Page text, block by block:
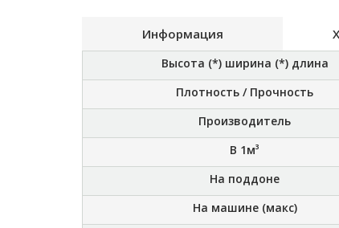
Информация
Высота (*) ширина (*) длина
Плотность / Прочность
Производитель
В 1м³
На поддоне
На машине (макс)